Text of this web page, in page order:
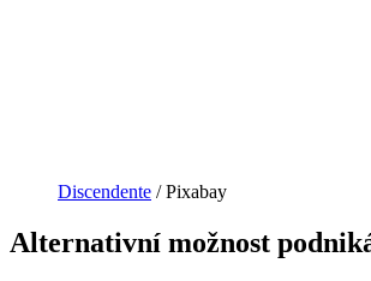
Discendente / Pixabay
Alternativní možnost